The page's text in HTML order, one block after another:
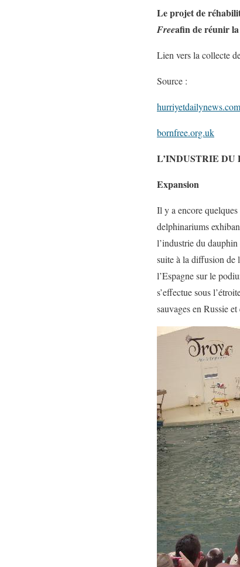
Le projet de
Freeafin de réunir la
Lien vers la collecte
Source :
hurriyetdailynews.com
bornfree.org.uk
L’INDUSTRIE
Expansion
Il y a encore
delphinariums
l’industrie du
suite à la diffusion de
l’Espagne sur le
s’effectue sous
sauvages en Russie